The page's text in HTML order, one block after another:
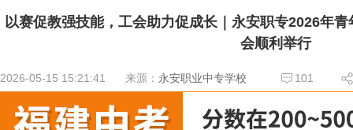
以赛促教强技能，工会助力促成长｜永安职专2026年
会顺利举行
2026-05-15 15:21:41 来源： 永安职业中专学校 101